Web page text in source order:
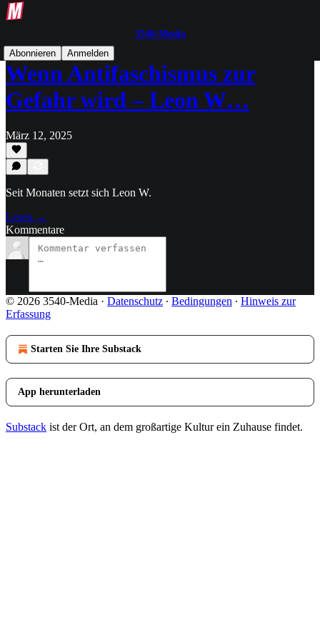
3540-Media
Abonnieren
Anmelden
Wenn Antifaschismus zur
Gefahr wird – Leon W…
März 12, 2025
Seit Monaten setzt sich Leon W.
Lesen →
Kommentare
© 2026 3540-Media · Datenschutz ∙ Bedingungen ∙ Hinweis zur
Erfassung
Starten Sie Ihre Substack
App herunterladen
Substack ist der Ort, an dem großartige Kultur ein Zuhause findet.